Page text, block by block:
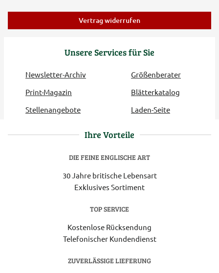
Unsere Services für Sie
Newsletter-Archiv
Größenberater
Print-Magazin
Blätterkatalog
Stellenangebote
Laden-Seite
Vertrag widerrufen
Ihre Vorteile
DIE FEINE ENGLISCHE ART
30 Jahre britische Lebensart
Exklusives Sortiment
TOP SERVICE
Kostenlose Rücksendung
Telefonischer Kundendienst
ZUVERLÄSSIGE LIEFERUNG